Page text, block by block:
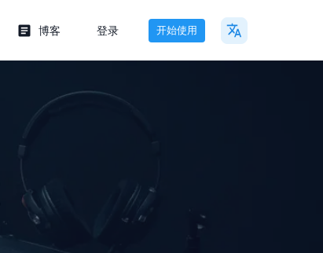
博客 登录 开始使用